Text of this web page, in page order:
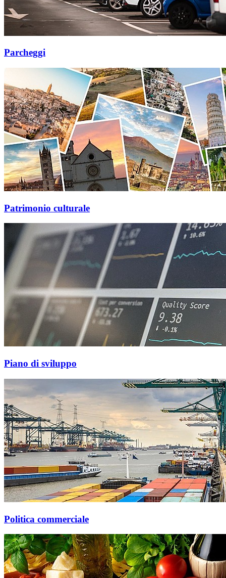
Parcheggi
Patrimonio culturale
Piano di sviluppo
Politica commerciale